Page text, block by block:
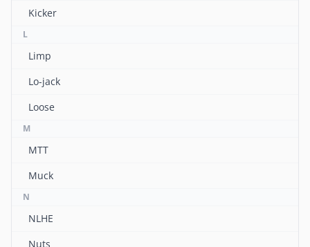
Kicker
L
Limp
Lo-jack
Loose
M
MTT
Muck
N
NLHE
Nuts